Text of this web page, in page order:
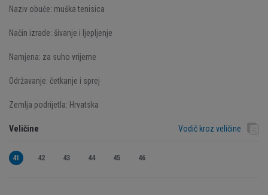
Naziv obuće: muška tenisica
Način izrade: šivanje i ljepljenje
Namjena: za suho vrijeme
Održavanje: četkanje i sprej
Zemlja podrijetla: Hrvatska
Veličine Vodič kroz veličine
41 42 43 44 45 46